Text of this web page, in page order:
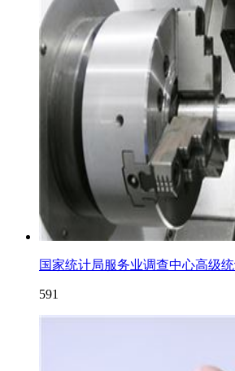
国家统计局服务业调查中心高级
591